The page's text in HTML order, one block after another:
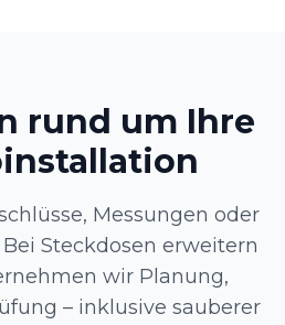
rund um Ihre
Messungen oder
Steckdosen erweitern
wir Planung,
– inklusive sauberer